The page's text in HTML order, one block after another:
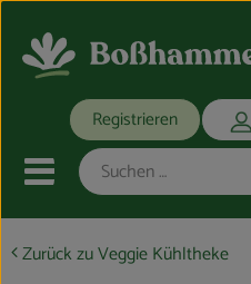
Registrieren
Mobiles Menu
Zurück zu Veggie Kühltheke